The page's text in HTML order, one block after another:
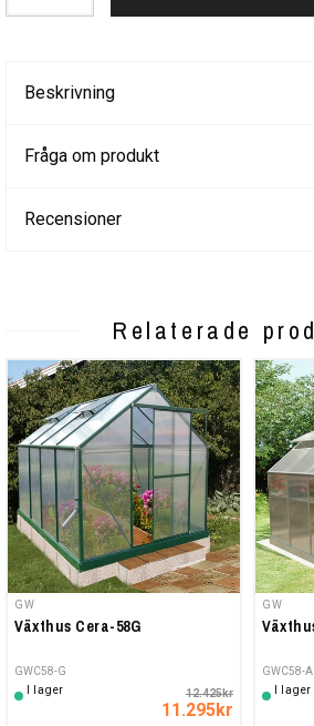
Beskrivning
Fråga om produkt
Recensioner
Relaterade
GW
Växthus Cera-58G
GWC58-G
I lager
12.425kr
11.295kr
GW
GWC58-A
I lager